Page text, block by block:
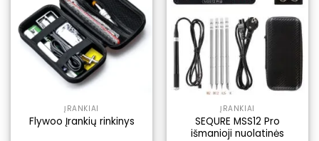
ĮRANKIAI
Flywoo Įrankių rinkinys
ĮRANKIAI
SEQURE MSS12 Pro
išmanioji nuolatinės